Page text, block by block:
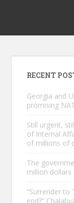
RECENT
Georgia and
promising
Still urgent,
of Internal
of millions of
The
million dollars
“Surrender
end?”